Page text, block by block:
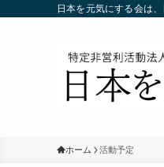
日本を元気にする会は
ホーム 活動予定